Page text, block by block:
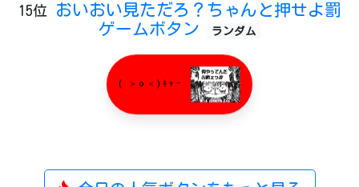
15位
おいおい見ただろ？ちゃんと押せよ罰
ゲームボタン
ランダム
( ＞o＜)ｷｬｰ